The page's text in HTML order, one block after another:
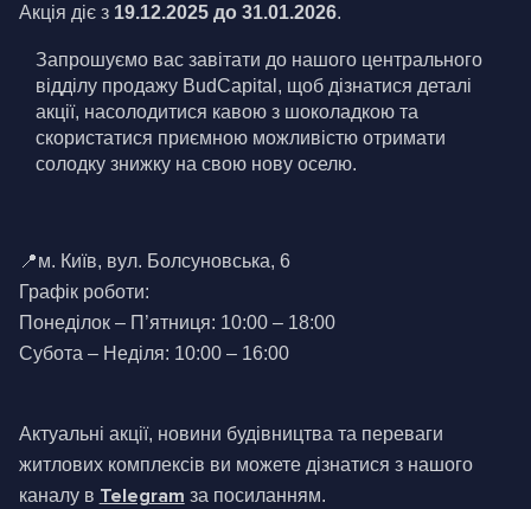
Акція діє з 19.12.2025 до 31.01.2026.
Запрошуємо вас завітати до нашого центрального
відділу продажу BudCapital, щоб дізнатися деталі
акції, насолодитися кавою з шоколадкою та
скористатися приємною можливістю отримати
солодку знижку на свою нову оселю.
📍м. Київ, вул. Болсуновська, 6
Графік роботи:
Понеділок – П’ятниця: 10:00 – 18:00
Субота – Неділя: 10:00 – 16:00
Актуальні акції, новини будівництва та переваги
житлових комплексів ви можете дізнатися з нашого
каналу в Telegram за посиланням.